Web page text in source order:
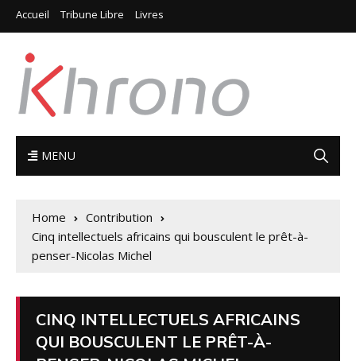
Accueil Tribune Libre Livres
MENU
Home
Contribution
Cinq intellectuels africains qui bousculent le prêt-à-
penser-Nicolas Michel
CINQ INTELLECTUELS AFRICAINS
QUI BOUSCULENT LE PRÊT-À-